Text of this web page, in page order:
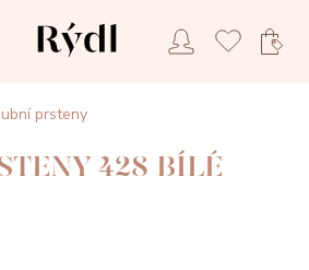
prsteny
428 BÍLÉ